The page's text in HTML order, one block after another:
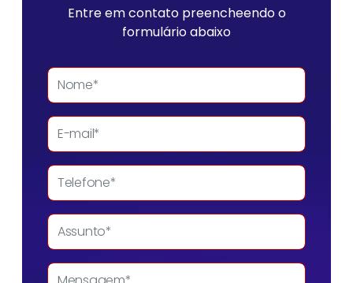
Entre em contato preencheendo o
formulário abaixo